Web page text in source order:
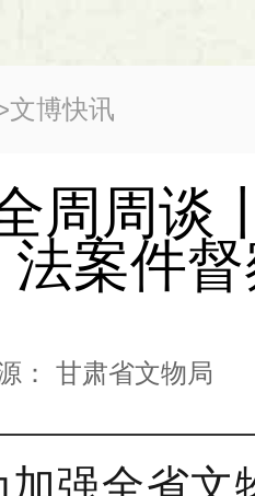
文博快讯
周周谈
法案件
：甘肃省文物局
强全省